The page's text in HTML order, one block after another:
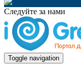
Следуйте за нами
Toggle navigation